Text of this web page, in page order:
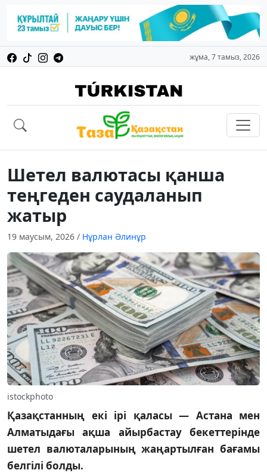
жұма, 7 тамыз, 2026
Шетел валютасы қанша
теңгеден саудаланып
жатыр
19 маусым, 2026 / Нұрлан Әлинұр
istockphoto
Қазақстанның екі ірі қаласы — Астана мен
Алматыдағы ақша айырбастау бекеттерінде
шетел валюталарының жаңартылған бағамы
белгілі болды.